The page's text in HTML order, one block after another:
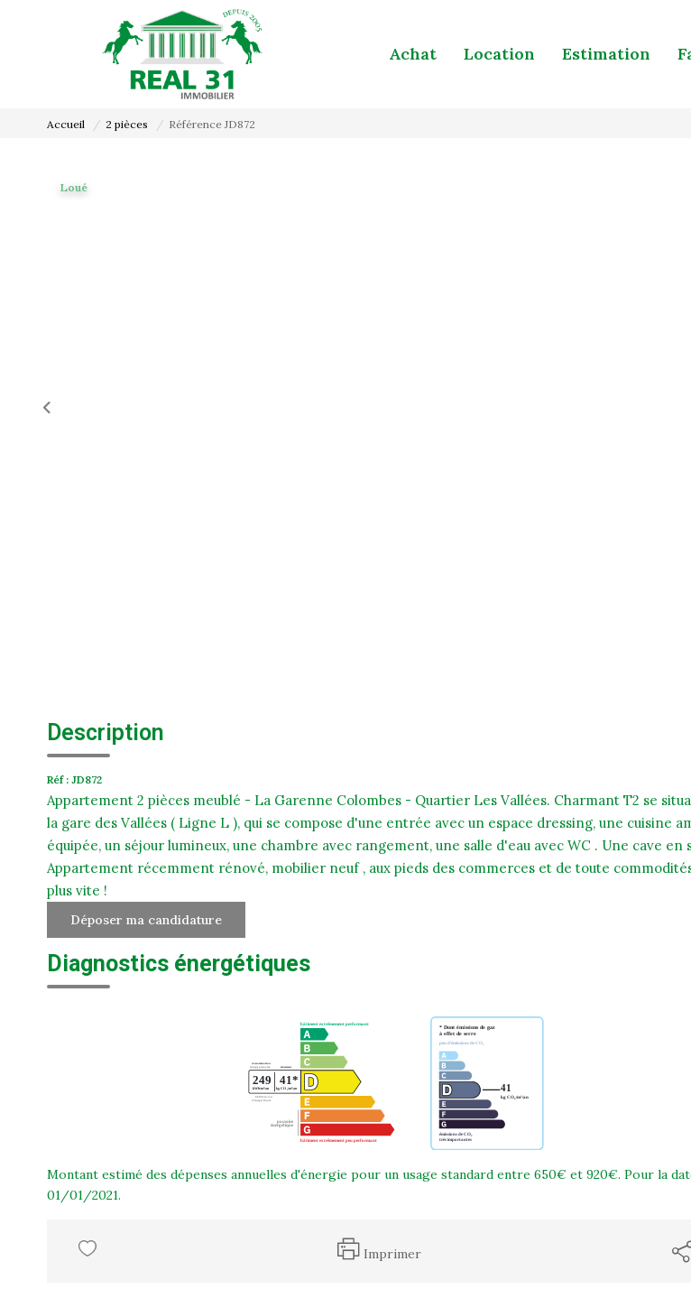
Achat Location Estimation
Accueil 2 pièces Référence JD872
Loué
Description
Réf : JD872
Appartement 2 pièces meublé - La Garenne Colombes - Quartier Les Vallées. Charmant T2 se
la gare des Vallées ( Ligne L ), qui se compose d'une entrée avec un espace dressing, une cuisine
équipée, un séjour lumineux, une chambre avec rangement, une salle d'eau avec WC . Une cave en
Appartement récemment rénové, mobilier neuf , aux pieds des commerces et de toute
plus vite !
Déposer ma candidature
Diagnostics énergétiques
Montant estimé des dépenses annuelles d'énergie pour un usage standard entre 650€ et 920€. Pour la
01/01/2021.
Imprimer